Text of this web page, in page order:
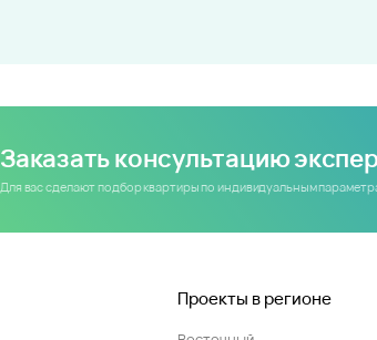
Заказать консультацию
Для вас сделают подбор квартиры по индивидуальным
Проекты в регионе